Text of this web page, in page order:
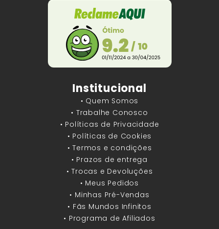
Institucional
• Quem Somos
• Trabalhe Conosco
• Políticas de Privacidade
• Políticas de Cookies
• Termos e condições
• Prazos de entrega
• Trocas e Devoluções
• Meus Pedidos
• Minhas Pré-Vendas
• Fãs Mundos Infinitos
• Programa de Afiliados